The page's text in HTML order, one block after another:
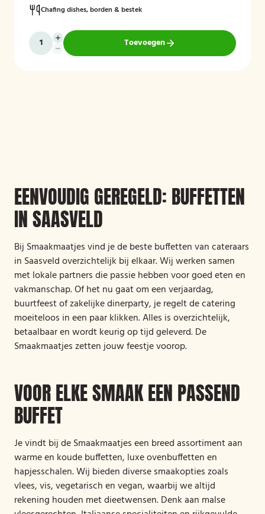
Chafing dishes, borden & bestek
Toevoegen
EENVOUDIG GEREGELD: BUFFETTEN
IN SAASVELD
Bij Smaakmaatjes vind je de beste buffetten van cateraars
in Saasveld overzichtelijk bij elkaar. Wij werken samen
met lokale partners die passie hebben voor goed eten en
vakmanschap. Of het nu gaat om een verjaardag,
buurtfeest of zakelijke dinerparty, je regelt de catering
moeiteloos in een paar klikken. Alles is overzichtelijk,
betaalbaar en wordt keurig op tijd geleverd. De
Smaakmaatjes zetten jouw feestje voorop.
VOOR ELKE SMAAK EEN PASSEND
BUFFET
Je vindt bij de Smaakmaatjes een breed assortiment aan
warme en koude buffetten, luxe ovenbuffetten en
hapjesschalen. Wij bieden diverse smaakopties zoals
vlees, vis, vegetarisch en vegan, waarbij we altijd
rekening houden met dieetwensen. Denk aan malse